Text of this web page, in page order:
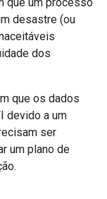
desastre (ou
dos
que os dados
devido a um
ser
um plano de